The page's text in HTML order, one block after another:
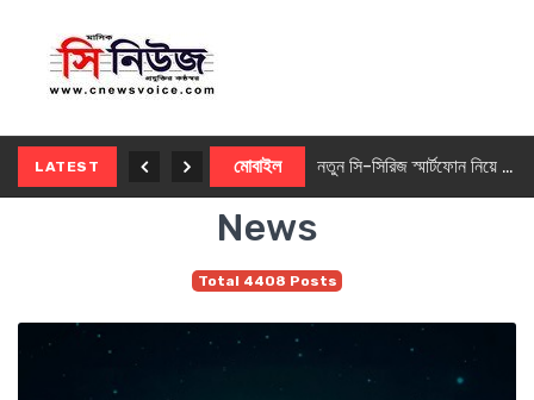
LATEST মোবাইল নতুন সি-সিরিজ স্মার্টফোন নিয়ে আসছে রিয়েলমি
News
Total 4408 Posts